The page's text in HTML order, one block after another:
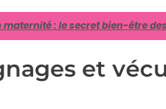
: le secret bien-être
et